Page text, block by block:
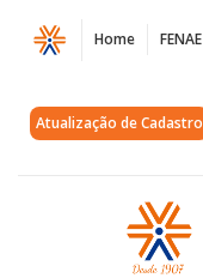
Página
Fenae
reforça
Senado
Home FENAE
Atualização de Cadastro
Acessar
página
inicial